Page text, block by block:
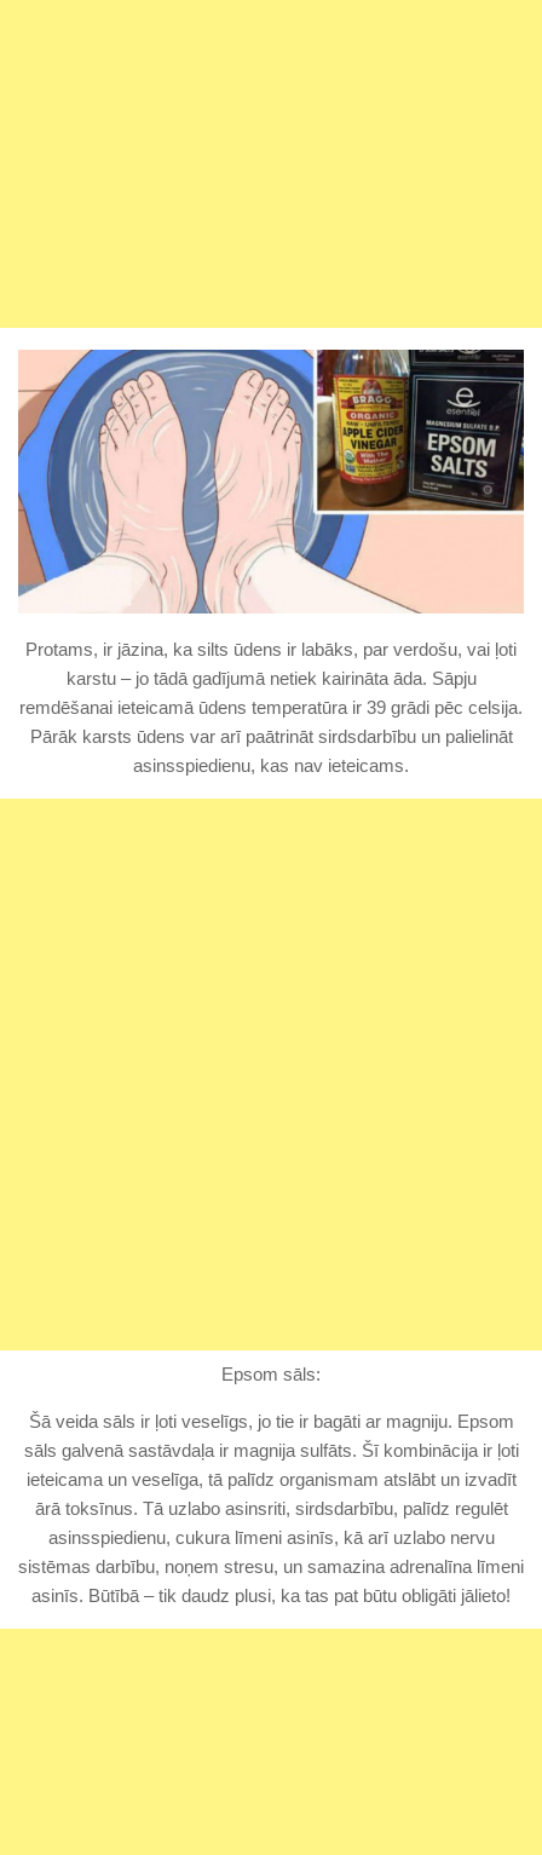
Protams, ir jāzina, ka silts ūdens ir labāks, par verdošu, vai ļoti
karstu – jo tādā gadījumā netiek kairināta āda. Sāpju
remdēšanai ieteicamā ūdens temperatūra ir 39 grādi pēc celsija.
Pārāk karsts ūdens var arī paātrināt sirdsdarbību un palielināt
asinsspiedienu, kas nav ieteicams.
Epsom sāls:
Šā veida sāls ir ļoti veselīgs, jo tie ir bagāti ar magniju. Epsom
sāls galvenā sastāvdaļa ir magnija sulfāts. Šī kombinācija ir ļoti
ieteicama un veselīga, tā palīdz organismam atslābt un izvadīt
ārā toksīnus. Tā uzlabo asinsriti, sirdsdarbību, palīdz regulēt
asinsspiedienu, cukura līmeni asinīs, kā arī uzlabo nervu
sistēmas darbību, noņem stresu, un samazina adrenalīna līmeni
asinīs. Būtībā – tik daudz plusi, ka tas pat būtu obligāti jālieto!